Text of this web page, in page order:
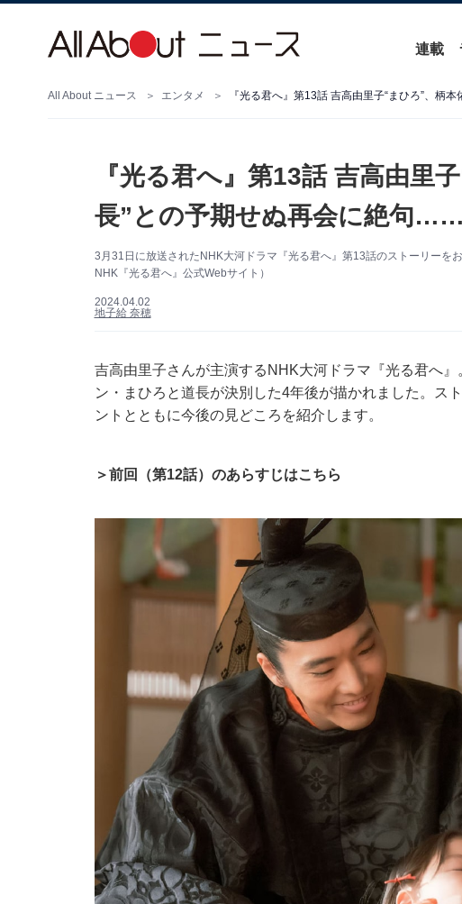
連載
All About ニュース エンタメ 『光る君へ』第13話 吉高由里子“まひろ”、柄
『光る君へ』第13話 吉高由里
長”との予期せぬ再会に絶句
3月31日に放送されたNHK大河ドラマ『光る君へ』第13話のストーリーを
NHK『光る君へ』公式Webサイト）
2024.04.02
地子給 奈穂
吉高由里子さんが主演するNHK大河ドラマ『光る君へ
ン・まひろと道長が決別した4年後が描かれました。ス
ントとともに今後の見どころを紹介します。
＞前回（第12話）のあらすじはこちら